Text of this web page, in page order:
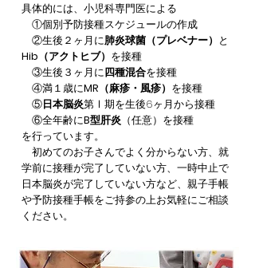
具体的には、小児科専門医による
①個別予防接種スケジュールの作成
②生後２ヶ月に肺炎球菌（プレベナー） と
Hib（アクトヒブ） を接種
③生後３ヶ月に四種混合を接種
④満１歳にMR（麻疹・風疹） を接種
⑤日本脳炎第Ⅰ期を生後6ヶ月から接種
⑥全年齢にB型肝炎 （任意）を接種
を行っています。
初めてのお子さんでよく分からない方、就
学前に接種が完了していない方、一時中止で
日本脳炎が完了していない方など、親子手帳
や予防接種手帳をご持参の上お気軽にご相談
ください。